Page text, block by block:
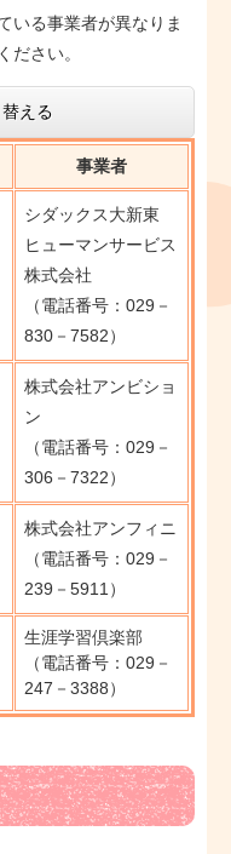
いる事業者が異なりま
ださい。
える
事業者
シダックス大新東
ヒューマンサービス
株式会社
（電話番号：029－
830－7582）
株式会社アンビショ
ン
（電話番号：029－
306－7322）
株式会社アンフィニ
（電話番号：029－
239－5911）
生涯学習倶楽部
（電話番号：029－
247－3388）